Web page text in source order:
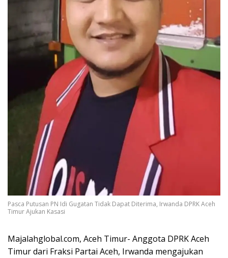
Pasca Putusan PN Idi Gugatan Tidak Dapat Diterima, Irwanda DPRK Aceh
Timur Ajukan Kasasi
Majalahglobal.com, Aceh Timur- Anggota DPRK Aceh
Timur dari Fraksi Partai Aceh, Irwanda mengajukan